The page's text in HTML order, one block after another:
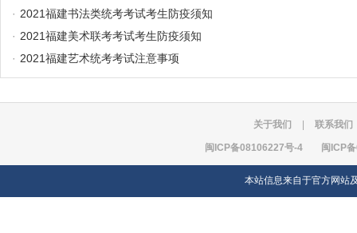
· 2021福建书法类统考考试考生防疫须知
· 2021福建美术联考考试考生防疫须知
· 2021福建艺术统考考试注意事项
关于我们 联系我们
闽ICP备08106227号-4 闽ICP
本站信息来自于官方网站